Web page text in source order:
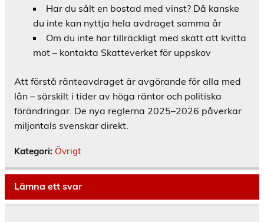
Har du sålt en bostad med vinst? Då kanske
du inte kan nyttja hela avdraget samma år
Om du inte har tillräckligt med skatt att kvitta
mot – kontakta Skatteverket för uppskov
Att förstå ränteavdraget är avgörande för alla med
lån – särskilt i tider av höga räntor och politiska
förändringar. De nya reglerna 2025–2026 påverkar
miljontals svenskar direkt.
Kategori: Övrigt
Lämna ett svar